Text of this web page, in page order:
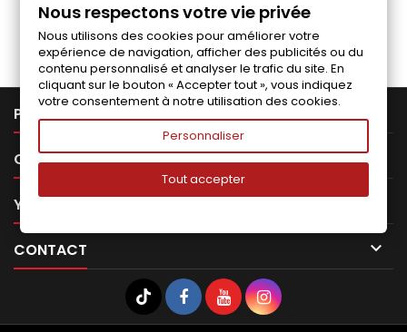
Follow us on Facebook
PRODUCTS
OUR COMPANY 
YOUR ACCOUNT 
CONTACT 
Nous respectons votre vie privée
Nous utilisons des cookies pour améliorer votre
expérience de navigation, afficher des publicités ou du
contenu personnalisé et analyser le trafic du site. En
cliquant sur le bouton « Accepter tout », vous indiquez
votre consentement à notre utilisation des cookies.
Personnaliser
Tout accepter